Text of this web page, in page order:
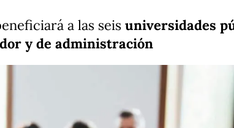
a las seis universidades
y de administración